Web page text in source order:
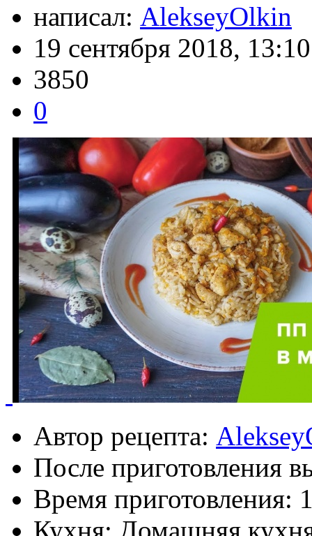
написал: AlekseyOlkin
19 сентября 2018, 13:10
3850
0
Автор рецепта:
После приготовления
Время приготовления:
Кухня: Домашняя